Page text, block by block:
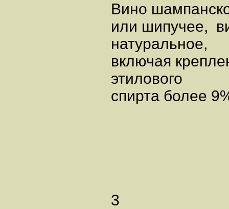
Вино
или шипучее,
натуральное,
включая
этилового
спирта более
3